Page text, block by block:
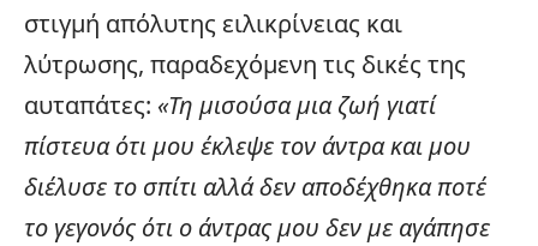
στιγμή απόλυτης ειλικρίνειας και
λύτρωσης, παραδεχόμενη τις δικές της
αυταπάτες: «Τη μισούσα μια ζωή γιατί
πίστευα ότι μου έκλεψε τον άντρα και μου
διέλυσε το σπίτι αλλά δεν αποδέχθηκα ποτέ
το γεγονός ότι ο άντρας μου δεν με αγάπησε